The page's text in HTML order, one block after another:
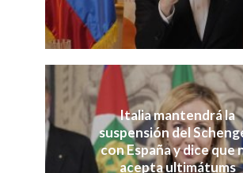
Italia mantendrá la
suspensión del
con España y dice que
acepta ultimátums